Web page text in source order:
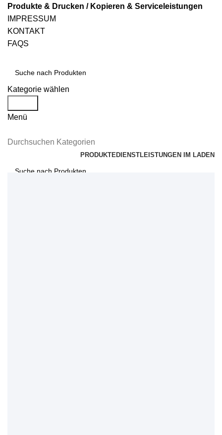
Produkte & Drucken / Kopieren & Serviceleistungen
IMPRESSUM
KONTAKT
FAQS
Kategorie wählen
Menü
Durchsuchen Kategorien
PRODUKTEDIENSTLEISTUNGEN IM LADEN